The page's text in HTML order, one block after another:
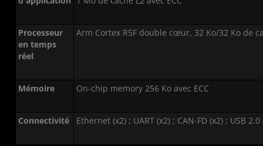
Processeur
en temps
réel
Arm Cortex R5F double cœur, 32 Ko/32 Ko de
Mémoire On-chip memory 256 Ko avec ECC
Connectivité Ethernet (x2) ; UART (x2) ; CAN-FD (x2) ; USB 2.0